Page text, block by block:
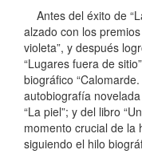
Antes del éxito de
alzado con los
violeta”, y después
“Lugares fuera de
biográfico
autobiografía
“La piel”; y del libro
momento crucial de la
siguiendo el hilo